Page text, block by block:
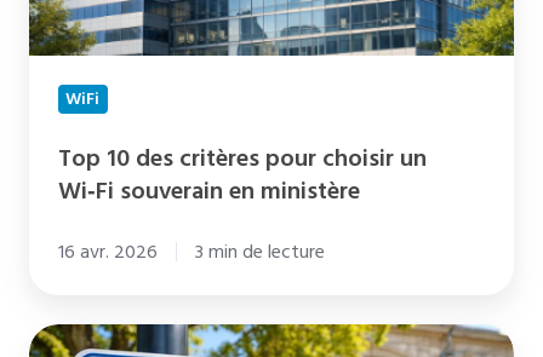
un
Wi‑Fi
souverain
ministère
WiFi
Top 10 des critères pour choisir un
Wi‑Fi souverain en ministère
16 avr. 2026 3 min de lecture
WiFi